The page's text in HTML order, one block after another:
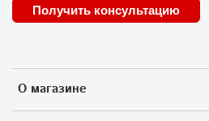
О магазине
Получить консультацию